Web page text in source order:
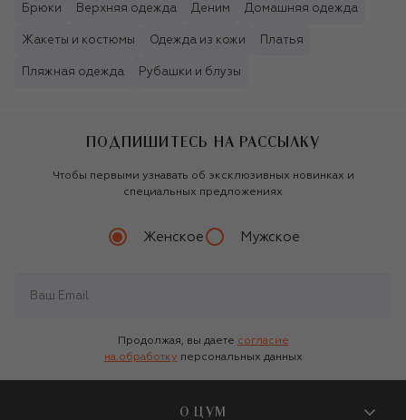
Брюки Верхняя одежда Деним Домашняя одежда
Жакеты и костюмы Одежда из кожи Платья
Пляжная одежда Рубашки и блузы
ПОДПИШИТЕСЬ НА РАССЫЛКУ
Чтобы первыми узнавать об эксклюзивных новинках и
специальных предложениях
Женское Мужское
Продолжая, вы даете согласие
на обработку персональных данных
О ЦУМ